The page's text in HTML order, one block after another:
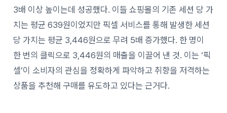
3배 이상 높이는데 성공했다. 이들 쇼핑몰의 기존 세션 당 가
치는 평균 639원이었지만 픽셀 서비스를 통해 발생한 세션
당 가치는 평균 3,446원으로 무려 5배 증가했다. 한 명이
한 번의 클릭으로 3,446원의 매출을 이끌어 낸 것. 이는 ‘픽
셀’이 소비자의 관심을 정확하게 파악하고 취향을 저격하는
상품을 추천해 구매를 유도하고 있다는 근거다.